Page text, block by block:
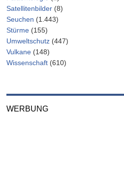
Satellitenbilder (8)
Seuchen (1.443)
Stürme (155)
Umweltschutz (447)
Vulkane (148)
Wissenschaft (610)
WERBUNG